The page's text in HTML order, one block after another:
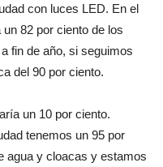
con luces LED. En el
82 por ciento de los
fin de año, si seguimos
del 90 por ciento.
un 10 por ciento.
tenemos un 95 por
agua y cloacas y estamos